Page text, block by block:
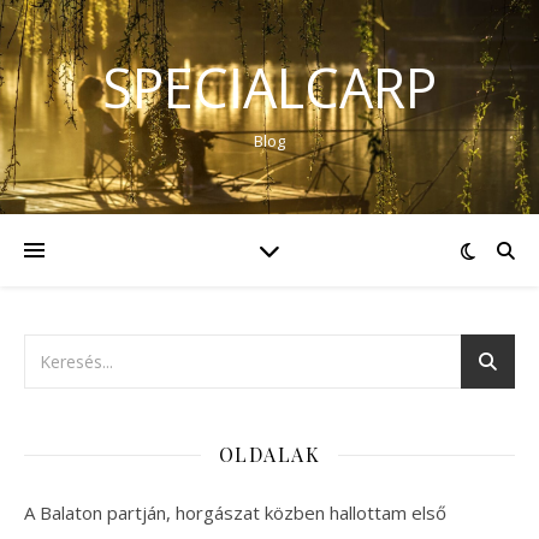
SPECIALCARP
Blog
OLDALAK
A Balaton partján, horgászat közben hallottam első